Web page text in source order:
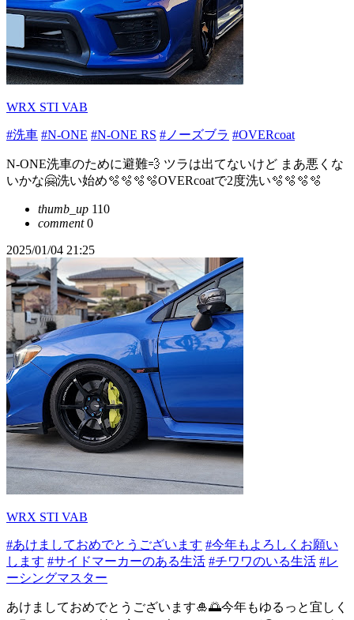
WRX STI VAB
#洗車 #N-ONE #N-ONE RS #ノーズブラ #OVERcoat
N-ONE洗車のために避難💨 ツラは出てないけど まあ悪くな
いかな🤗洗い始め🫧‪🫧🫧🫧OVERcoatで2度洗い🫧‪🫧🫧🫧
thumb_up 110
comment0
2025/01/04 21:25
WRX STI VAB
#あけましておめでとうございます #今年もよろしくお願い
します #サイドマーカーのある生活 #チワワのいる生活 #レ
ーシングマスター
あけましておめでとうございます🎍🌅今年もゆるっと宜しく